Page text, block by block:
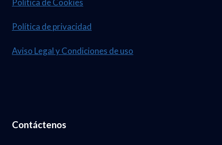
Política de Cookies
Política de privacidad
Aviso Legal y Condiciones de uso
Contáctenos